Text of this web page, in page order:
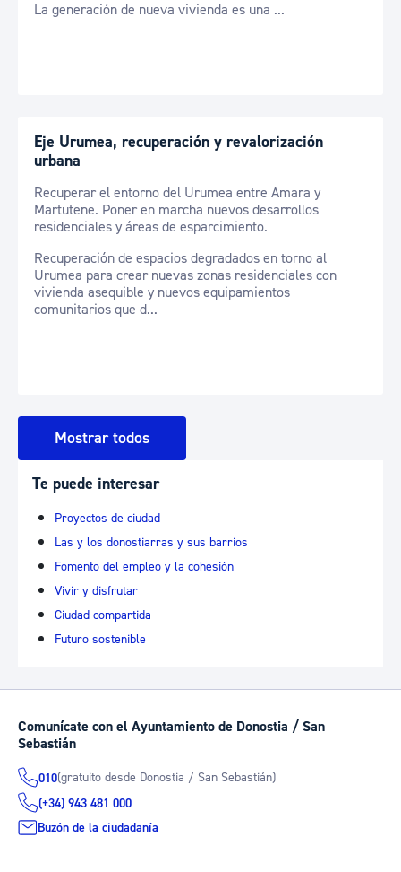
La generación de nueva vivienda es una ...
Eje Urumea, recuperación y revalorización
urbana
Recuperar el entorno del Urumea entre Amara y
Martutene. Poner en marcha nuevos desarrollos
residenciales y áreas de esparcimiento.
Recuperación de espacios degradados en torno al
Urumea para crear nuevas zonas residenciales con
vivienda asequible y nuevos equipamientos
comunitarios que d...
Mostrar todos
Te puede interesar
Proyectos de ciudad
Las y los donostiarras y sus barrios
Fomento del empleo y la cohesión
Vivir y disfrutar
Ciudad compartida
Futuro sostenible
Comunícate con el Ayuntamiento de Donostia / San
Sebastián
010(gratuito desde Donostia / San Sebastián)
(+34) 943 481 000
Buzón de la ciudadanía